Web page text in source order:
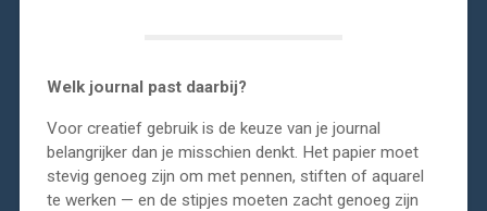
Welk journal past daarbij?
Voor creatief gebruik is de keuze van je journal
belangrijker dan je misschien denkt. Het papier moet
stevig genoeg zijn om met pennen, stiften of aquarel
te werken — en de stipjes moeten zacht genoeg zijn